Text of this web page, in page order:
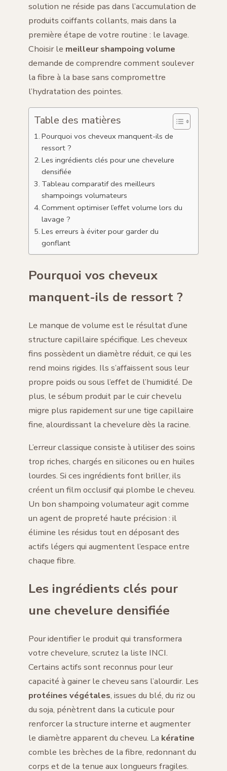
solution ne réside pas dans l’accumulation de
produits coiffants collants, mais dans la
première étape de votre routine : le lavage.
Choisir le meilleur shampoing volume
demande de comprendre comment soulever
la fibre à la base sans compromettre
l’hydratation des pointes.
Table des matières
Pourquoi vos cheveux manquent-ils de
ressort ?
Les ingrédients clés pour une chevelure
densifiée
Tableau comparatif des meilleurs
shampoings volumateurs
Comment optimiser l’effet volume lors du
lavage ?
Les erreurs à éviter pour garder du
gonflant
Pourquoi vos cheveux
manquent-ils de ressort ?
Le manque de volume est le résultat d’une
structure capillaire spécifique. Les cheveux
fins possèdent un diamètre réduit, ce qui les
rend moins rigides. Ils s’affaissent sous leur
propre poids ou sous l’effet de l’humidité. De
plus, le sébum produit par le cuir chevelu
migre plus rapidement sur une tige capillaire
fine, alourdissant la chevelure dès la racine.
L’erreur classique consiste à utiliser des soins
trop riches, chargés en silicones ou en huiles
lourdes. Si ces ingrédients font briller, ils
créent un film occlusif qui plombe le cheveu.
Un bon shampoing volumateur agit comme
un agent de propreté haute précision : il
élimine les résidus tout en déposant des
actifs légers qui augmentent l’espace entre
chaque fibre.
Les ingrédients clés pour
une chevelure densifiée
Pour identifier le produit qui transformera
votre chevelure, scrutez la liste INCI.
Certains actifs sont reconnus pour leur
capacité à gainer le cheveu sans l’alourdir. Les
protéines végétales, issues du blé, du riz ou
du soja, pénètrent dans la cuticule pour
renforcer la structure interne et augmenter
le diamètre apparent du cheveu. La kératine
comble les brèches de la fibre, redonnant du
corps et de la tenue aux longueurs fragiles.